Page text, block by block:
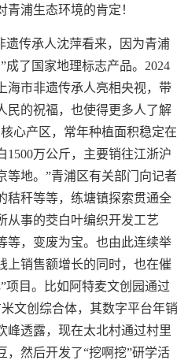
浦生态环境的肯定！
遗传承人沈萍看来，因为青浦
成了国家地理标志产品。2024
海市非遗传承人亮相央视，带
民的祝福，也使得更多人了解
心产区，常年种植面积稳定在
1500万公斤，主要销往江浙沪
等地。”青浦区有关部门向记者
秸秆等等，练塘镇探索贯通全
从事的茭白叶编织开发工艺
等，变废为宝。也由此连续举
上销售额增长的同时，也在催
项目。比如阿特麦文创园通过
文创综合体，其数字平台年销
峰透露，现在太北村通过村里
，然后开发了“挖啊挖”研学活